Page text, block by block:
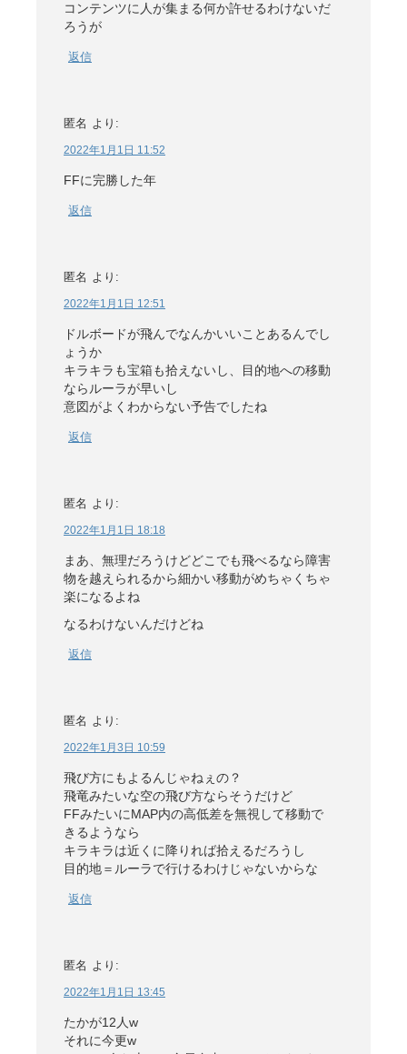
コンテンツに人が集まる何か許せるわけないだ
ろうが
返信
匿名 より:
2022年1月1日 11:52
FFに完勝した年
返信
匿名 より:
2022年1月1日 12:51
ドルボードが飛んでなんかいいことあるんでし
ょうか
キラキラも宝箱も拾えないし、目的地への移動
ならルーラが早いし
意図がよくわからない予告でしたね
返信
匿名 より:
2022年1月1日 18:18
まあ、無理だろうけどどこでも飛べるなら障害
物を越えられるから細かい移動がめちゃくちゃ
楽になるよね
なるわけないんだけどね
返信
匿名 より:
2022年1月3日 10:59
飛び方にもよるんじゃねぇの？
飛竜みたいな空の飛び方ならそうだけど
FFみたいにMAP内の高低差を無視して移動で
きるようなら
キラキラは近くに降りれば拾えるだろうし
目的地＝ルーラで行けるわけじゃないからな
返信
匿名 より:
2022年1月1日 13:45
たかが12人w
それに今更w